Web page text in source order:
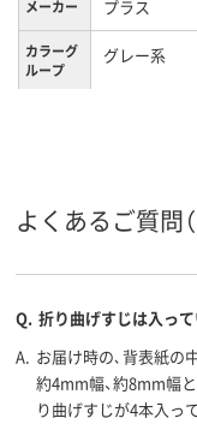
メーカー プラス
カラーグ
ループ
グレー系
とじ枚数 120枚
よくあるご質問（
Q. 折り曲げすじは入って
A. お届け時の､背表紙の
約4mm幅、約8mm幅
り曲げすじが4本入っ